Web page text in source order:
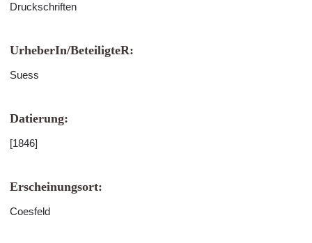
Druckschriften
UrheberIn/BeteiligteR:
Suess
Datierung:
[1846]
Erscheinungsort:
Coesfeld